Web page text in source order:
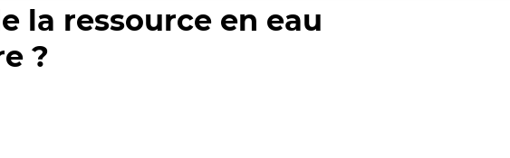
la ressource en eau
?